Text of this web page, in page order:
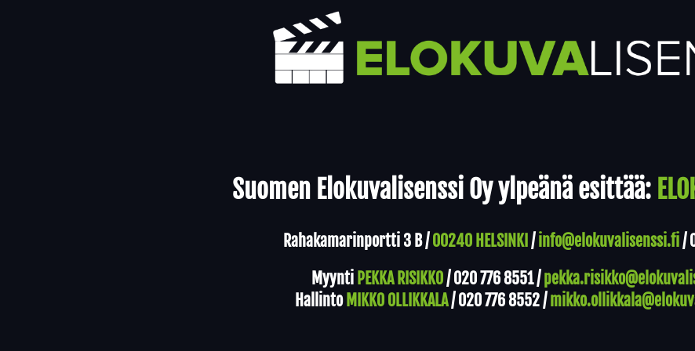
Suomen Elokuvalisenssi Oy ylpeänä esittää:
Rahakamarinportti 3 B /00240 HELSINKI /info@elokuvalisenssi.fi/
Myynti PEKKA RISIKKO/020 776 8551/
Hallinto MIKKO OLLIKKALA/020 776 8552/